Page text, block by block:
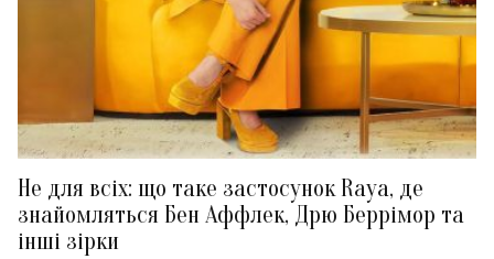
Не для всіх: що таке застосунок Raya, де
знайомляться Бен Аффлек, Дрю Беррімор та
інші зірки